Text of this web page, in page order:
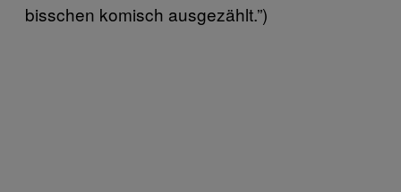
bisschen komisch ausgezählt.”)